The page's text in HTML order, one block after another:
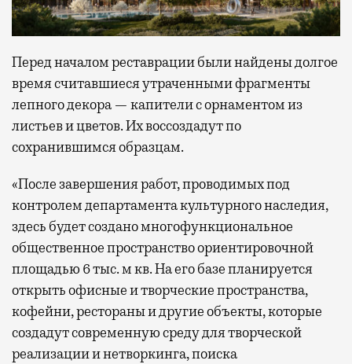
Перед началом реставрации были найдены долгое
время считавшиеся утраченными фрагменты
лепного декора — капители с орнаментом из
листьев и цветов. Их воссоздадут по
сохранившимся образцам.
«После завершения работ, проводимых под
контролем департамента культурного наследия,
здесь будет создано многофункциональное
общественное пространство ориентировочной
площадью 6 тыс. м кв. На его базе планируется
открыть офисные и творческие пространства,
кофейни, рестораны и другие объекты, которые
создадут современную среду для творческой
реализации и нетворкинга, поиска